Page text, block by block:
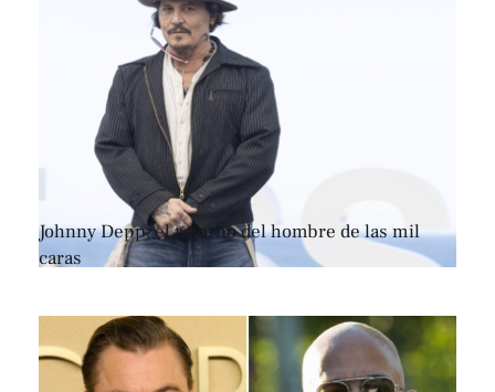
Johnny Depp, el retorno del hombre de las mil
caras